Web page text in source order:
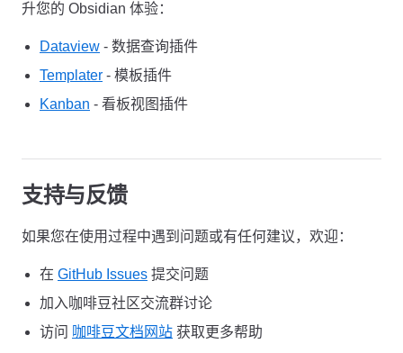
升您的 Obsidian 体验：
Dataview - 数据查询插件
Templater - 模板插件
Kanban - 看板视图插件
支持与反馈
如果您在使用过程中遇到问题或有任何建议，欢迎：
在 GitHub Issues 提交问题
加入咖啡豆社区交流群讨论
访问 咖啡豆文档网站 获取更多帮助